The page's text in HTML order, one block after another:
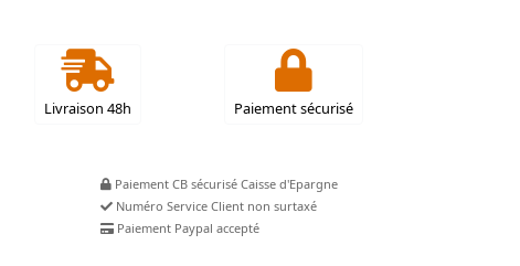
Livraison 48h Paiement sécurisé
Paiement CB sécurisé Caisse d'Epargne
Numéro Service Client non surtaxé
Paiement Paypal accepté